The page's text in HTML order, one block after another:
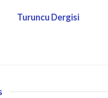
Turuncu Dergisi